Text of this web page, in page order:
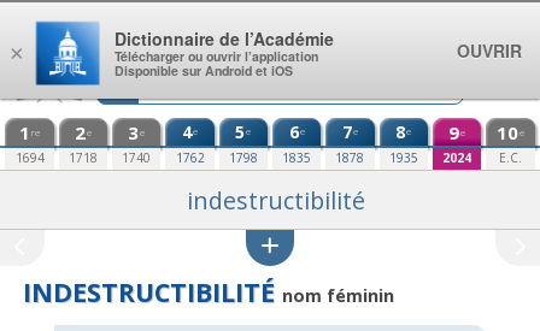
Aller au contenu
1 re
1694
2e
1718
3e
1740
4e
1762
5e
1798
6e
1835
7e
1878
8e
1935
9e
2024
10e
E.C.
indestructibilité
INDESTRUCTIBILITÉ nom féminin
×
Dictionnaire de l’Académie
Télécharger ou ouvrir l’application
Disponible sur Android et iOS
OUVRIR